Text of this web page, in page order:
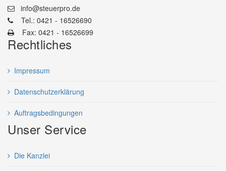
info@steuerpro.de
Tel.: 0421 - 16526690
Fax: 0421 - 16526699
Rechtliches
Impressum
Datenschutzerklärung
Auftragsbedingungen
Unser Service
Die Kanzlei